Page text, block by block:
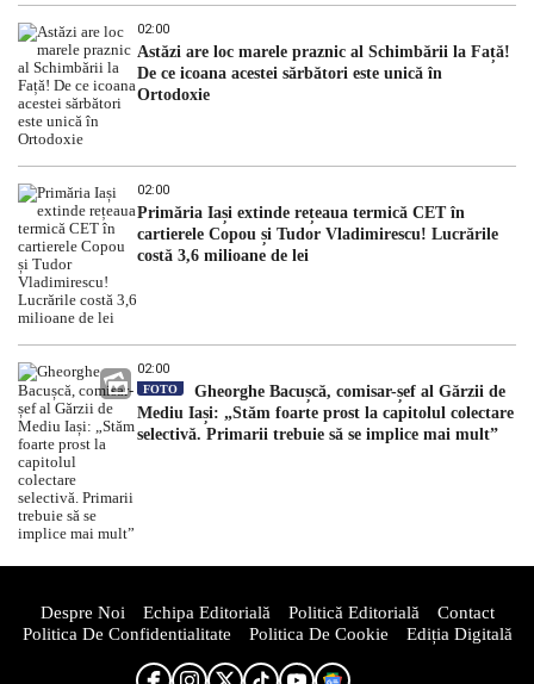
02:00
Astăzi are loc marele praznic al Schimbării la Față!
De ce icoana acestei sărbători este unică în
Ortodoxie
02:00
Primăria Iași extinde rețeaua termică CET în
cartierele Copou și Tudor Vladimirescu! Lucrările
costă 3,6 milioane de lei
02:00
FOTO
Gheorghe Bacușcă, comisar-șef al Gărzii de
Mediu Iași: „Stăm foarte prost la capitolul colectare
selectivă. Primarii trebuie să se implice mai mult”
Despre Noi Echipa Editorială Politică Editorială
Contact
Politica De Confidentialitate
Politica De Cookie Ediția Digitală